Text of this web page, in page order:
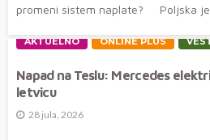
promeni sistem naplate? Poljska je
AKTUELNO ONLINE PLUS
Napad na Teslu: Mercedes
letvicu
28 jula, 2026